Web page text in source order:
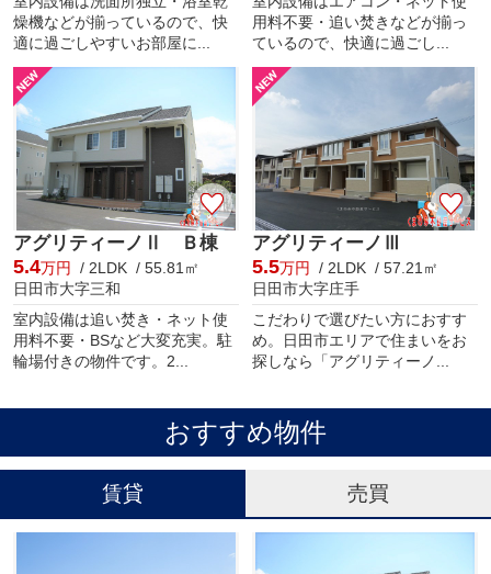
燥機などが揃っているので、快
適に過ごしやすいお部屋に...
用料不要・追い焚きなどが揃っ
ているので、快適に過ごし...
アグリティーノⅡ Ｂ棟
5.4万円
/ 2LDK / 55.81㎡
日田市大字三和
室内設備は追い焚き・ネット使
用料不要・BSなど大変充実。駐
輪場付きの物件です。2...
アグリティーノⅢ
5.5万円
/ 2LDK / 57.21㎡
日田市大字庄手
こだわりで選びたい方におすす
め。日田市エリアで住まいをお
探しなら「アグリティーノ...
おすすめ物件
賃貸 売買